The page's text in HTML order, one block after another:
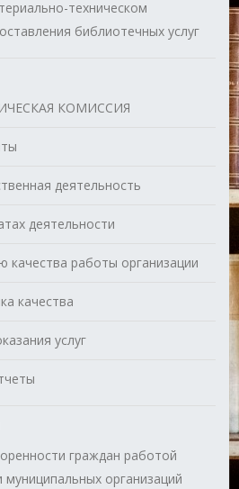
техническом
библиотечных услуг
КОМИССИЯ
деятельность
деятельности
качества работы организации
качества
услуг
граждан работой
муниципальных организаций